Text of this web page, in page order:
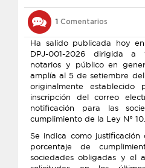
1 Comentarios
Ha salido publicada hoy
DPJ-001-2026 dirigida a
notarios y público en
amplía al 5 de setiembre
originalmente establecido
inscripción del correo
notificación para las
cumplimiento de la Ley N°
Se indica como
porcentaje de
sociedades obligadas y el